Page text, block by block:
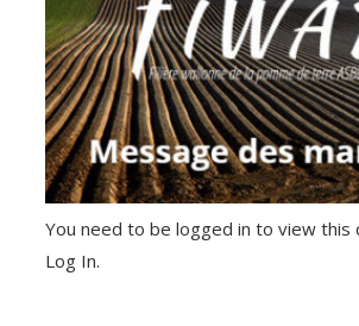
You need to be logged in to view this
Log In.